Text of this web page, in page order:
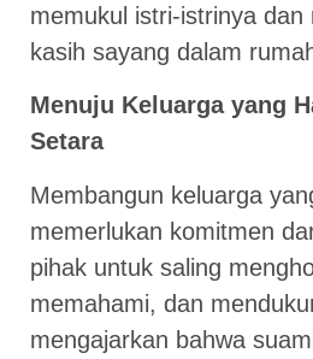
memukul istri-istrinya dan
kasih sayang dalam
Menuju Keluarga yang
Setara
Membangun keluarga
memerlukan komitmen
pihak untuk saling
memahami, dan
mengajarkan bahwa